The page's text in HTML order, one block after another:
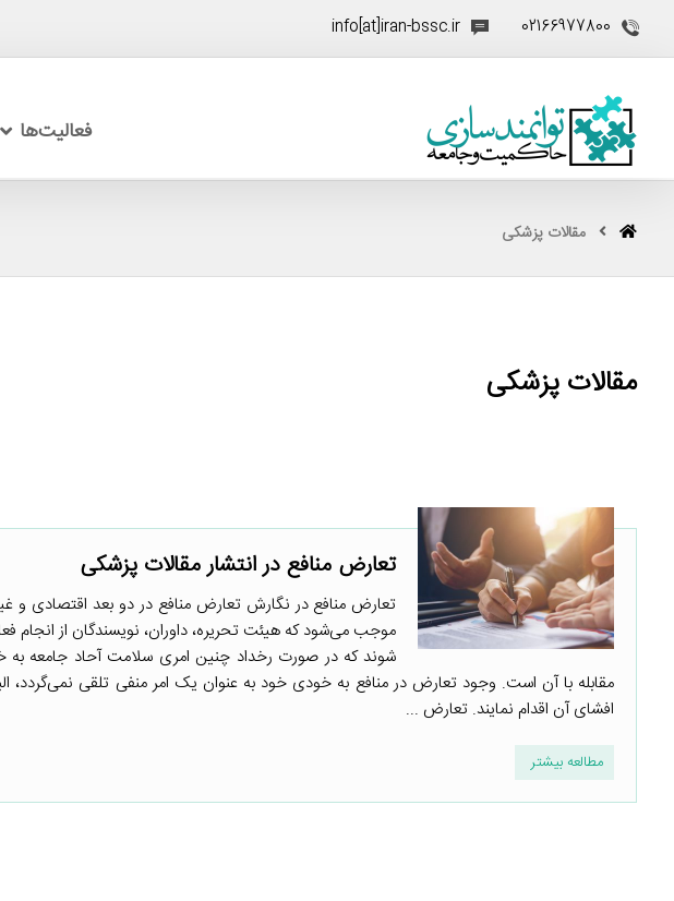
02166977800
info[at]iran-bssc.ir
فعالیت‌ها
مقالات پزشکی
مقالات پزشکی
تعارض منافع در انتشار مقالات پزشکی
تعارض منافع در نگارش تعارض منافع در دو بعد اقتصادی و
موجب می‌شود که هیئت تحریره، داوران، نویسندگان از
شوند که در صورت رخداد چنین امری سلامت آحاد جامعه
مقابله با آن است. وجود تعارض در منافع به خودی خود به عنوان یک امر منفی تلقی نمی‌گردد،
افشای آن اقدام نمایند. تعارض ...
مطالعه بیشتر